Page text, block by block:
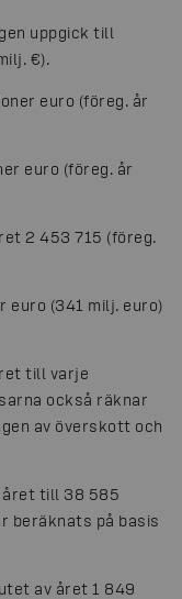
uppgick till
€).
euro (föreg. år
euro (föreg. år
2 453 715 (föreg.
euro (341 milj. euro)
till varje
också räknar
av överskott och
året till 38 585
beräknats på basis
av året 1 849